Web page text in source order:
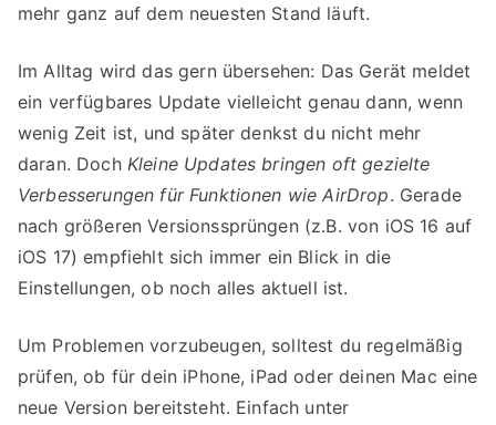
mehr ganz auf dem neuesten Stand läuft.
Im Alltag wird das gern übersehen: Das Gerät meldet
ein verfügbares Update vielleicht genau dann, wenn
wenig Zeit ist, und später denkst du nicht mehr
daran. Doch Kleine Updates bringen oft gezielte
Verbesserungen für Funktionen wie AirDrop. Gerade
nach größeren Versionssprüngen (z.B. von iOS 16 auf
iOS 17) empfiehlt sich immer ein Blick in die
Einstellungen, ob noch alles aktuell ist.
Um Problemen vorzubeugen, solltest du regelmäßig
prüfen, ob für dein iPhone, iPad oder deinen Mac eine
neue Version bereitsteht. Einfach unter